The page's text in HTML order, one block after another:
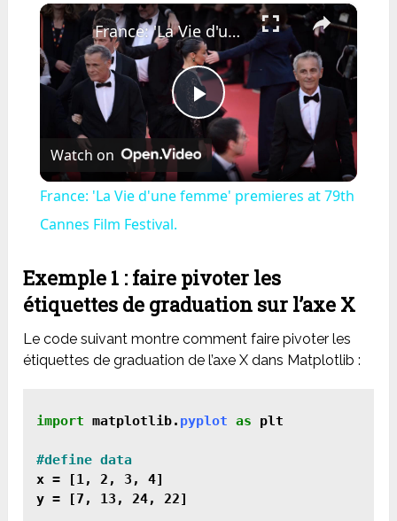
Play Unmute Fullscreen ×
Play
Video
France: 'La Vie d'une femme' premieres at 79th Cannes Film Festival.
Watch on
France: 'La Vie d'une femme' premieres at 79th
Cannes Film Festival.
Exemple 1 : faire pivoter les
étiquettes de graduation sur l’axe X
Le code suivant montre comment faire pivoter les
étiquettes de graduation de l’axe X dans Matplotlib :
import matplotlib. pyplot as plt
x = [1, 2, 3, 4]
y = [7, 13, 24, 22]